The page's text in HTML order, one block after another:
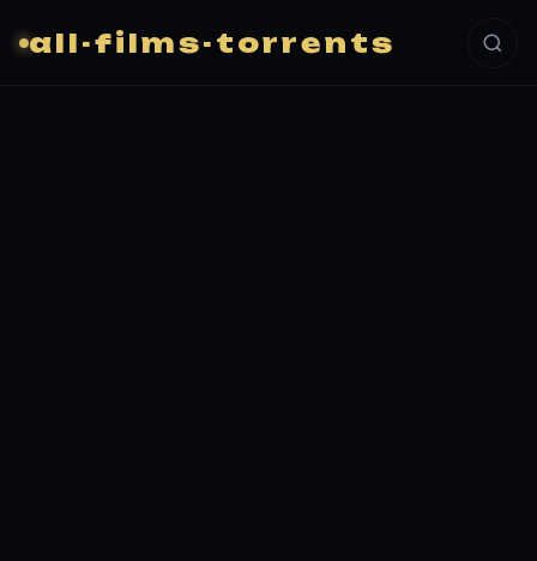
all-films-torrents